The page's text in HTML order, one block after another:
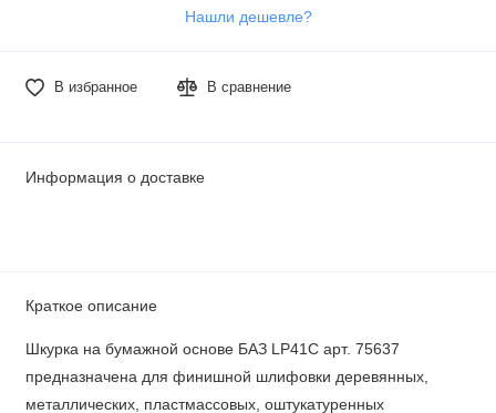
Нашли дешевле?
В избранное В сравнение
Информация о доставке
Краткое описание
Шкурка на бумажной основе БАЗ LP41C арт. 75637
предназначена для финишной шлифовки деревянных,
металлических, пластмассовых, оштукатуренных